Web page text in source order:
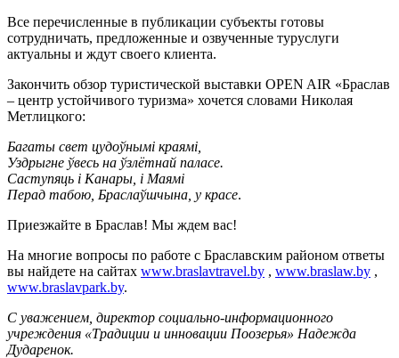
Все перечисленные в публикации субъекты готовы
сотрудничать, предложенные и озвученные туруслуги
актуальны и ждут своего клиента.
Закончить обзор туристической выставки OPEN AIR «Браслав
– центр устойчивого туризма» хочется словами Николая
Метлицкого:
Багаты свет цудоўнымі краямі,
Уздрыгне ўвесь на ўзлётнай паласе.
Саступяць і Канары, і Маямі
Перад табою, Браслаўшчына, у красе.
Приезжайте в Браслав! Мы ждем вас!
На многие вопросы по работе с Браславским районом ответы
вы найдете на сайтах www.braslavtravel.by , www.braslaw.by ,
www.braslavpark.by.
С уважением, директор социально-информационного
учреждения «Традиции и инновации Поозерья» Надежда
Дударенок.